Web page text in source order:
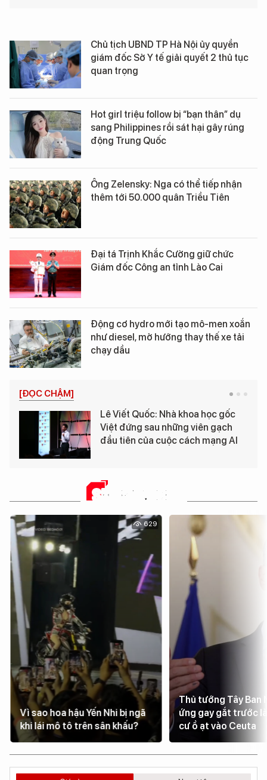
Chủ tịch UBND TP Hà Nội ủy quyền
giám đốc Sở Y tế giải quyết 2 thủ tục
quan trọng
Hot girl triệu follow bị “bạn thân” dụ
sang Philippines rồi sát hại gây rúng
động Trung Quốc
Ông Zelensky: Nga có thể tiếp nhận
thêm tới 50.000 quân Triều Tiên
Đại tá Trịnh Khắc Cường giữ chức
Giám đốc Công an tỉnh Lào Cai
Động cơ hydro mới tạo mô-men xoắn
như diesel, mở hướng thay thế xe tải
chạy dầu
[ĐỌC CHẬM]
Lê Viết Quốc: Nhà khoa học gốc
Việt đứng sau những viên gạch
đầu tiên của cuộc cách mạng AI
SHORT VIDEO
Vì sao hoa hậu Yến Nhi bị ngã
khi lái mô tô trên sân khấu?
629
Thủ tướng Tây Ban
ứng gay gắt trước
cư ồ ạt vào Ceuta